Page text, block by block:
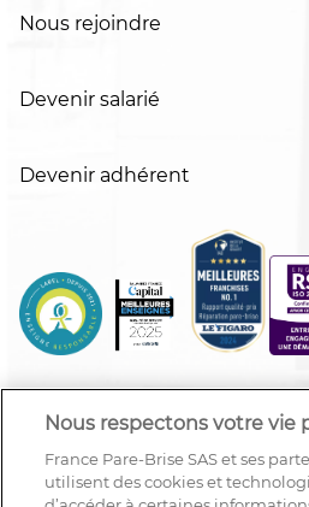
Nous rejoindre
Devenir salarié
Devenir adhérent
Nous respectons votre vie
France Pare-Brise SAS et ses
utilisent des cookies et